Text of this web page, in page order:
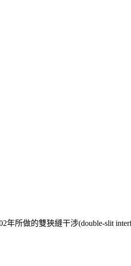
年所做的雙狹縫干涉(double-slit